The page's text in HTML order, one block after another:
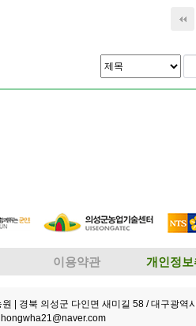
이용약관 개인정보
| 경북 의성군 다인면 새미길 58 / 대구광